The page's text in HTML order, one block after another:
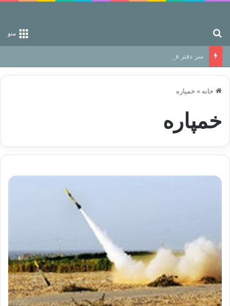
منو
سر دفتر فساد در زمین‌، دوری وکناره‌گیری از راه خداست‌!
خانه » خمپارە
خمپارە